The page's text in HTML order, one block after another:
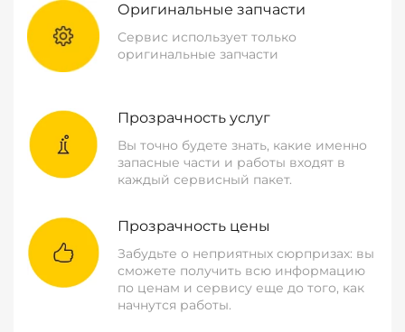
Оригинальные запчасти
Сервис использует только
оригинальные запчасти
Прозрачность услуг
Вы точно будете знать, какие именно
запасные части и работы входят в
каждый сервисный пакет.
Прозрачность цены
Забудьте о неприятных сюрпризах: вы
сможете получить всю информацию
по ценам и сервису еще до того, как
начнутся работы.